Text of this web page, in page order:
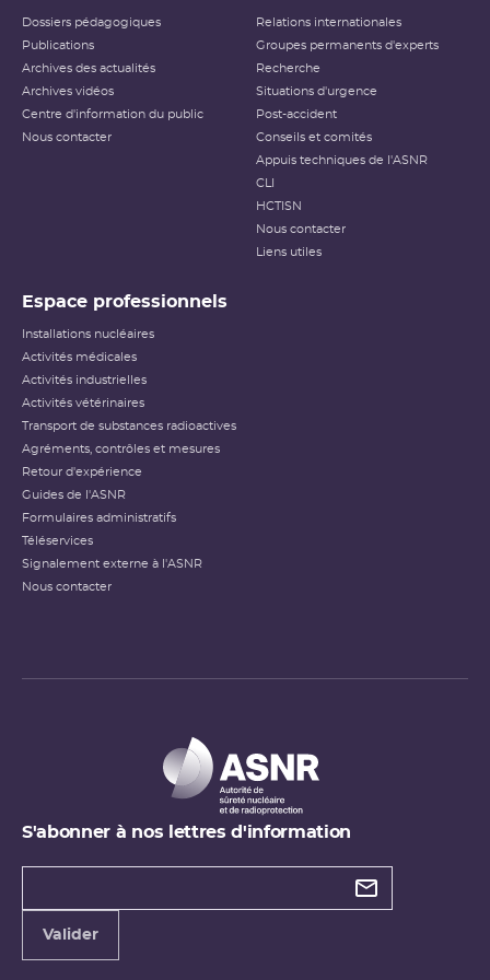
Dossiers pédagogiques
Publications
Archives des actualités
Archives vidéos
Centre d'information du public
Nous contacter
Relations internationales
Groupes permanents d'experts
Recherche
Situations d'urgence
Post-accident
Conseils et comités
Appuis techniques de l'ASNR
CLI
HCTISN
Nous contacter
Liens utiles
Espace professionnels
Installations nucléaires
Activités médicales
Activités industrielles
Activités vétérinaires
Transport de substances radioactives
Agréments, contrôles et mesures
Retour d'expérience
Guides de l'ASNR
Formulaires administratifs
Téléservices
Signalement externe à l'ASNR
Nous contacter
S'abonner à nos lettres d'information
Types de
Valider